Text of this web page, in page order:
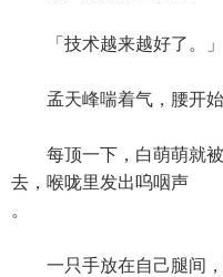
「技术越来越好了。」
孟天峰喘着气，腰开始
每顶一下，白萌萌就被
去，喉咙里发出呜咽声
。
一只手放在自己腿间，